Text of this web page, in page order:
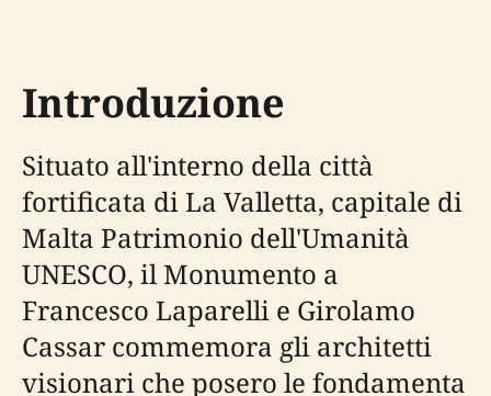
Introduzione
Situato all'interno della città
fortificata di La Valletta, capitale di
Malta Patrimonio dell'Umanità
UNESCO, il Monumento a
Francesco Laparelli e Girolamo
Cassar commemora gli architetti
visionari che posero le fondamenta